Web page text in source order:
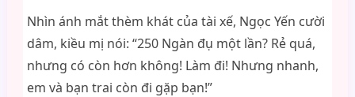
Nhìn ánh mắt thèm khát của tài xế, Ngọc Yến cười
dâm, kiều mị nói: “250 Ngàn đụ một lần? Rẻ quá,
nhưng có còn hơn không! Làm đi! Nhưng nhanh,
em và bạn trai còn đi gặp bạn!”